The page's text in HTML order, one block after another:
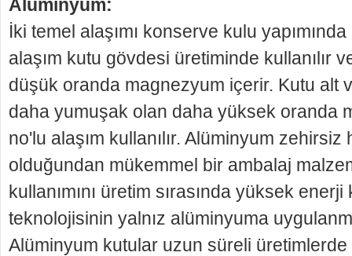
Alüminyum:
İki temel alaşımı konserve kulu
alaşım kutu gövdesi üretiminde kullanılır
düşük oran­da magnezyum içerir. Kutu alt
daha yumu­şak olan daha yüksek oranda
no'lu alaşım kul­lanılır. Alüminyum
olduğundan mükemmel bir ambalaj
kullanımını üretim sırasında yüksek enerji
teknolojisinin yalnız alü­minyuma
Alüminyum kutular uzun süreli